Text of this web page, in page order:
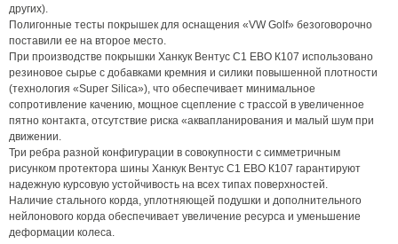
других).
Полигонные тесты покрышек для оснащения «VW Golf» безоговорочно
поставили ее на второе место.
При производстве покрышки Ханкук Вентус С1 ЕВО К107 использовано
резиновое сырье с добавками кремния и силики повышенной плотности
(технология «Super Silica»), что обеспечивает минимальное
сопротивление качению, мощное сцепление с трассой в увеличенное
пятно контакта, отсутствие риска «аквапланирования и малый шум при
движении.
Три ребра разной конфигурации в совокупности с симметричным
рисунком протектора шины Ханкук Вентус С1 ЕВО К107 гарантируют
надежную курсовую устойчивость на всех типах поверхностей.
Наличие стального корда, уплотняющей подушки и дополнительного
нейлонового корда обеспечивает увеличение ресурса и уменьшение
деформации колеса.